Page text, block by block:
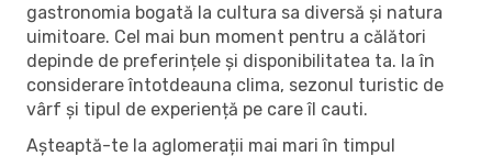
gastronomia bogată la cultura sa diversă și natura
uimitoare. Cel mai bun moment pentru a călători
depinde de preferințele și disponibilitatea ta. Ia în
considerare întotdeauna clima, sezonul turistic de
vârf și tipul de experiență pe care îl cauti.
Așteaptă-te la aglomerații mai mari în timpul